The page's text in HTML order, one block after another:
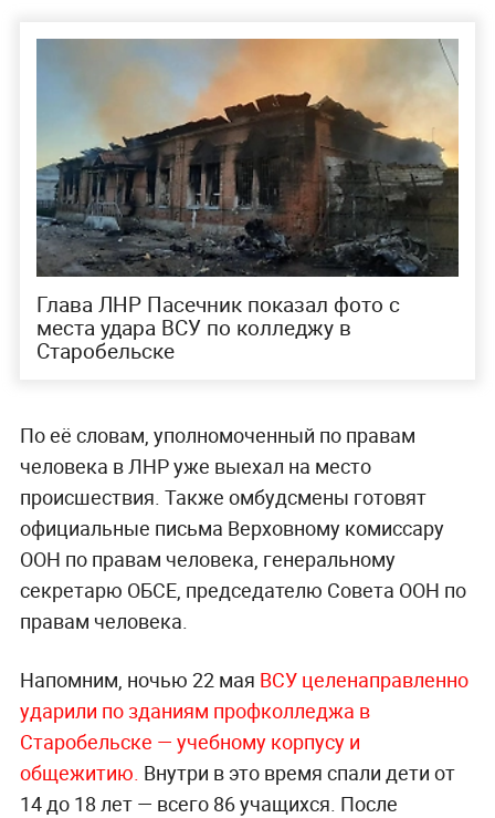
Глава ЛНР Пасечник показал фото с
места удара ВСУ по колледжу в
Старобельске
По её словам, уполномоченный по правам
человека в ЛНР уже выехал на место
происшествия. Также омбудсмены готовят
официальные письма Верховному комиссару
ООН по правам человека, генеральному
секретарю ОБСЕ, председателю Совета ООН по
правам человека.
Напомним, ночью 22 мая ВСУ целенаправленно
ударили по зданиям профколледжа в
Старобельске — учебному корпусу и
общежитию. Внутри в это время спали дети от
14 до 18 лет — всего 86 учащихся. После